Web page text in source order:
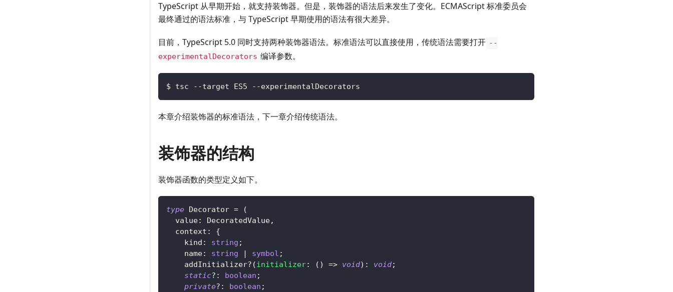
TypeScript 从早期开始，就支持装饰器。但是，装饰器的语法后来发生了变化。ECMAScript 标准委员会
最终通过的语法标准，与 TypeScript 早期使用的语法有很大差异。
目前，TypeScript 5.0 同时支持两种装饰器语法。标准语法可以直接使用，传统语法需要打开 --
experimentalDecorators 编译参数。
$ tsc --target ES5 --experimentalDecorators
本章介绍装饰器的标准语法，下一章介绍传统语法。
装饰器的结构
装饰器函数的类型定义如下。
type Decorator =
(
  value
: DecoratedValue,
  context
:
{
    kind
: string ;
    name
: string | symbol ;
    addInitializer
? (initializer: ( ) => void) : void;
static? : boolean ;
private? : boolean ;